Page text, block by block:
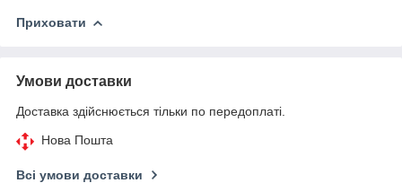
Приховати
Умови доставки
Доставка здійснюється тільки по передоплаті.
Нова Пошта
Всі умови доставки